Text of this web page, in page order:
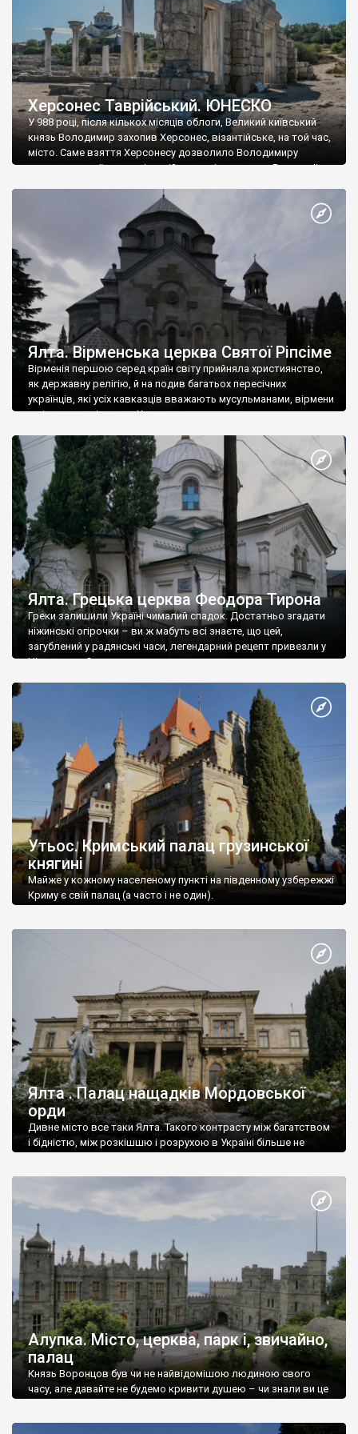
Херсонес Таврійський. ЮНЕСКО
У 988 році, після кількох місяців облоги, Великий київський
князь Володимир захопив Херсонес, візантійське, на той час,
місто. Саме взяття Херсонесу дозволило Володимиру
диктувати свої умови візантійському імператору Василю ІІ, та
Херсонесі Володимир-язичник, став Василем-християнином.
А потім було Хрещення Русі. На честь Херсонесу Таврійського
Ялта. Вірменська церква Святої Ріпсіме
Вірменія першою серед країн світу прийняла християнство,
як державну релігію, й на подив багатьох пересічних
українців, які усіх кавказців вважають мусульманами, вірмени
є відданими вірянами Христа
Ялта. Грецька церква Феодора Тирона
Греки залишили Україні чималий спадок. Достатньо згадати
ніжинські огірочки – ви ж мабуть всі знаєте, що цей,
загублений у радянські часи, легендарний рецепт привезли у
Ніжин греки?
Утьос. Кримський палац грузинської
княгині
Майже у кожному населеному пункті на південному узбережжі
Криму є свій палац (а часто і не один).
Ялта . Палац нащадків Мордовської
орди
Дивне місто все таки Ялта. Такого контрасту між багатством
і бідністю, між розкішшю і розрухою в Україні більше не
Алупка. Місто, церква, парк і, звичайно,
палац
Князь Воронцов був чи не найвідомішою людиною свого
часу, але давайте не будемо кривити душею – чи знали ви це